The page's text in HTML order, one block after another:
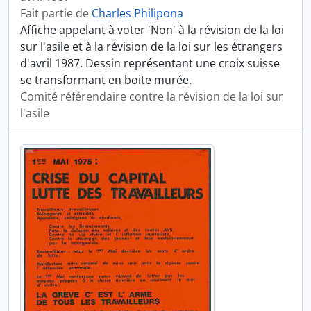
Fait partie de Charles Philipona
Affiche appelant à voter 'Non' à la révision de la loi
sur l'asile et à la révision de la loi sur les étrangers
d'avril 1987. Dessin représentant une croix suisse
se transformant en boite murée.
Comité référendaire contre la révision de la loi sur
l'asile